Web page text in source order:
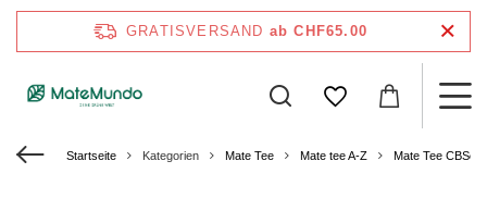
GRATISVERSAND ab CHF65.00
Startseite Kategorien Mate Tee Mate tee A-Z Mate Tee CBSe